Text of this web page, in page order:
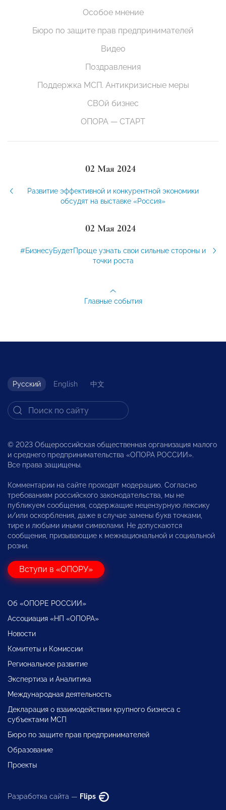
Особое мнение
Бюро по защите прав предпринимателей
Видео
Поздравления
Поддержка МСП. Антикризисные меры
СВОй бизнес
ОПОРА — СТАРТ
02 Мая 2024
Развитие эффективной и конкурентной экономики
обсудят на выставке «Россия»
02 Мая 2024
#БизнесуБудетПроще узнать свои сильные стороны и
точки роста
Главные события
Русский English 中文
© 2023 Общероссийская общественная организация малого
и среднего предпринимательства «ОПОРА РОССИИ».
Все права защищены.
Комментарии на сайте проходят модерацию. Согласно
требованиям российского законодательства, мы не
публикуем сообщения, содержащие нецензурную лексику
и/или оскорбления, даже в случае замены букв точками,
тире и любыми иными символами. Не допускаются
сообщения, призывающие к межнациональной и социальной
розни.
Вступи в «ОПОРУ»
Об «ОПОРЕ РОССИИ»
Ассоциация «НП «ОПОРА»
Новости
Комитеты и Комиссии
Региональное развитие
Экспертиза и Аналитика
Международная деятельность
Декларация о взаимодействии крупного бизнеса с
субъектами МСП
Бюро по защите прав предпринимателей
Образование
Проекты
Разработка сайта — Flips